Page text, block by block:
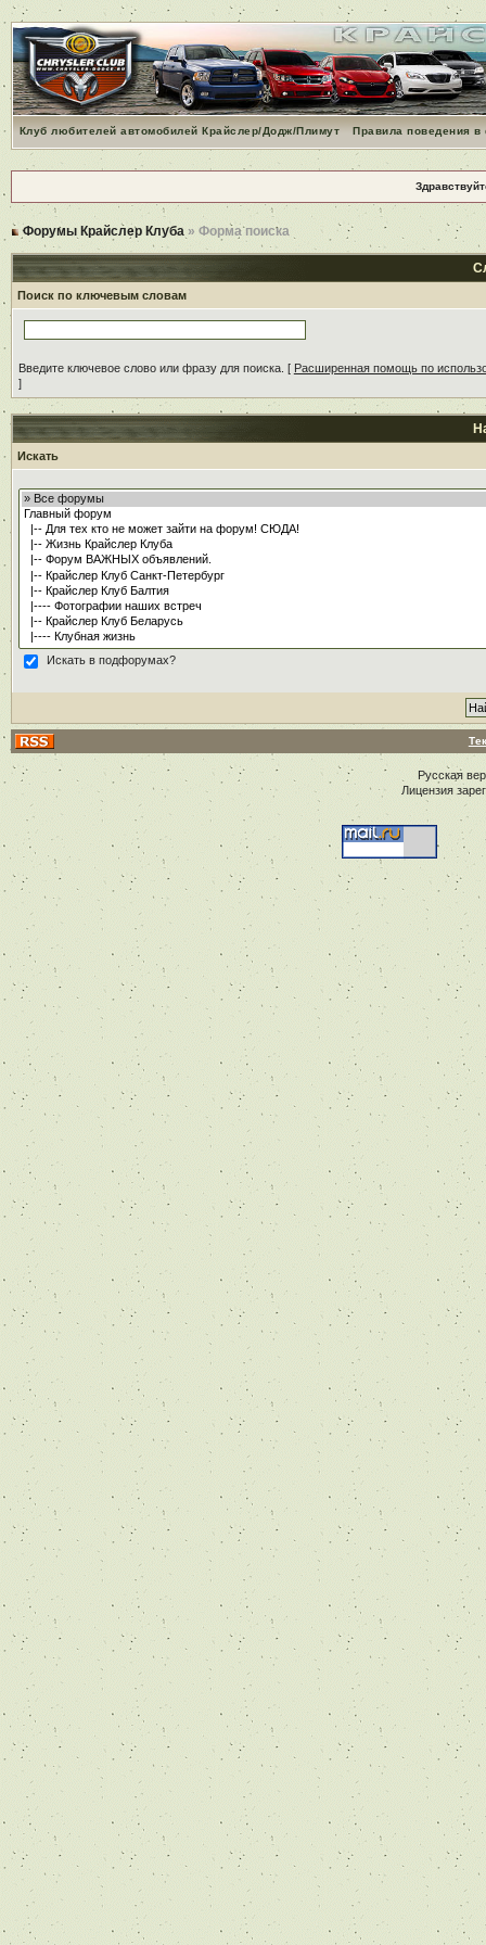
Клуб любителей автомобилей Крайслер/Додж/Плимут Правила поведения
Форумы Крайслер Клуба » Форма поиска
Поиск по ключевым словам
Введите ключевое слово или фразу для поиска. [ Расширенная помощь по
]
Искать
Искать в подфорумах?
Русская
Лицензия